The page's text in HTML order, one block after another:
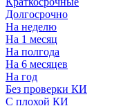
Долгосрочно
На неделю
На 1 месяц
На полгода
На 6 месяцев
На год
Без проверки КИ
С плохой КИ